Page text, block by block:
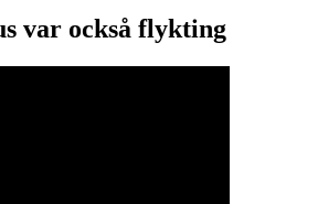
var också flykting